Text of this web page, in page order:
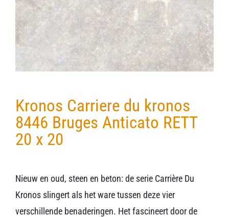
Kronos Carriere du kronos
8446 Bruges Anticato RETT
20 x 20
Nieuw en oud, steen en beton: de serie Carrière Du
Kronos slingert als het ware tussen deze vier
verschillende benaderingen. Het fascineert door de